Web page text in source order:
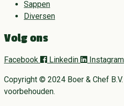
Sappen
Diversen
Volg ons
Facebook Linkedin Instagram
Copyright © 2024 Boer & Chef
voorbehouden.